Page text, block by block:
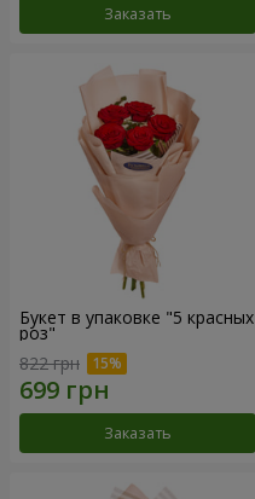
Заказать
Букет в упаковке "5 красных
роз"
822 грн
Заказать